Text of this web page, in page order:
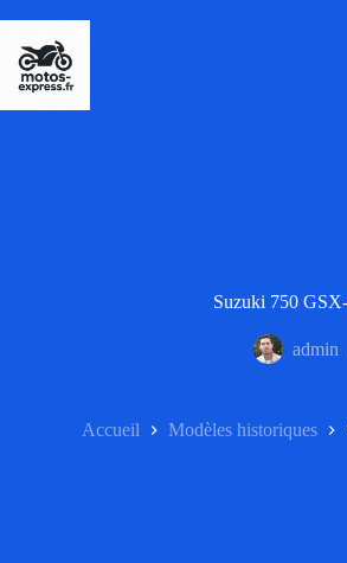
contenu
Suzuki 750
admin
Accueil Modèles historiques